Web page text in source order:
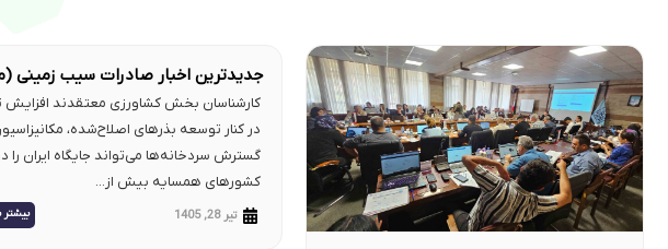
جدیدترین اخبار صادرات سیب زمینی
1405) | آزاد شد!
کارشناسان بخش کشاورزی معتقدند افزایش
در کنار توسعه بذرهای اصلاح‌شده،
گسترش سردخانه‌ها می‌تواند جایگاه ایران را در
کشورهای همسایه بیش از...
تیر 28, 1405 بیشتر